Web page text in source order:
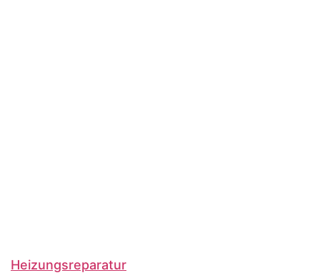
Heizungsreparatur